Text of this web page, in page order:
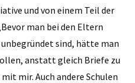
und von einem Teil der
man bei den Eltern
sind, hätte man
anstatt gleich Briefe zu
mir. Auch andere Schulen